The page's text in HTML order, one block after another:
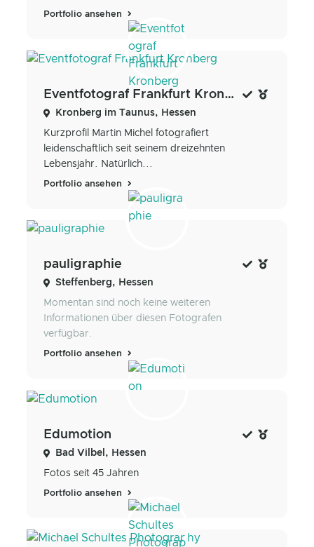
Portfolio ansehen
Eventfotograf Frankfurt Kronberg
Kronberg im Taunus, Hessen
Kurzprofil Martin Michel fotografiert
leidenschaftlich seit seinem dreizehnten
Lebensjahr. Natürlich...
Portfolio ansehen
pauligraphie
Steffenberg, Hessen
Momentan sind noch keine weiteren
Informationen über diesen Fotografen
verfügbar.
Portfolio ansehen
Edumotion
Bad Vilbel, Hessen
Fotos seit 45 Jahren
Portfolio ansehen